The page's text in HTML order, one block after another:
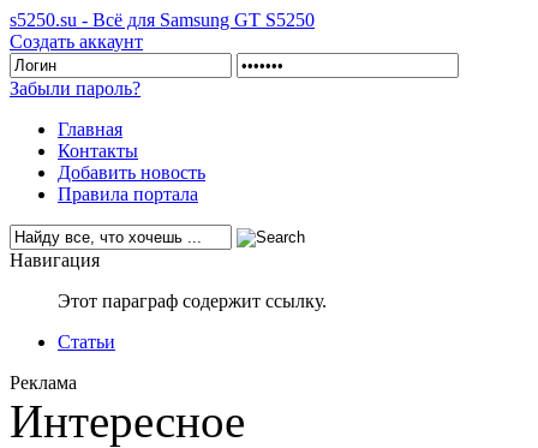
s5250.su - Всё для Samsung GT S5250
Создать аккаунт
Забыли пароль?
Главная
Контакты
Добавить новость
Правила портала
Навигация
Этот параграф содержит ссылку.
Статьи
Реклама
Интересное